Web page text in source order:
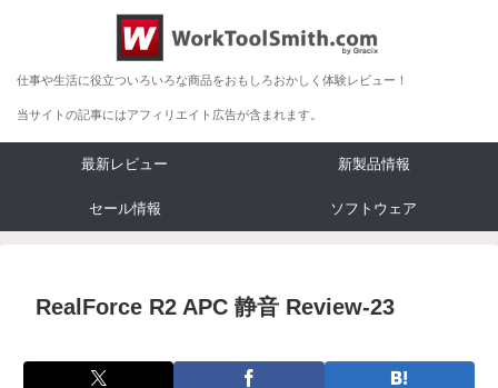
仕事や生活に役立ついろいろな商品をおもしろおかしく体験レビュー！
当サイトの記事にはアフィリエイト広告が含まれます。
最新レビュー 新製品情報
セール情報 ソフトウェア
RealForce R2 APC 静音 Review-23